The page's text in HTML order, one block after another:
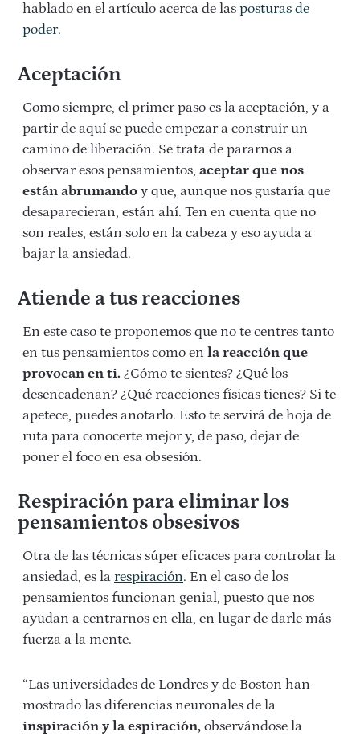
hablado en el artículo acerca de las posturas de
poder.
Aceptación
Como siempre, el primer paso es la aceptación, y a
partir de aquí se puede empezar a construir un
camino de liberación. Se trata de pararnos a
observar esos pensamientos, aceptar que nos
están abrumando y que, aunque nos gustaría que
desaparecieran, están ahí. Ten en cuenta que no
son reales, están solo en la cabeza y eso ayuda a
bajar la ansiedad.
Atiende a tus reacciones
En este caso te proponemos que no te centres tanto
en tus pensamientos como en la reacción que
provocan en ti. ¿Cómo te sientes? ¿Qué los
desencadenan? ¿Qué reacciones físicas tienes? Si te
apetece, puedes anotarlo. Esto te servirá de hoja de
ruta para conocerte mejor y, de paso, dejar de
poner el foco en esa obsesión.
Respiración para eliminar los
pensamientos obsesivos
Otra de las técnicas súper eficaces para controlar la
ansiedad, es la respiración. En el caso de los
pensamientos funcionan genial, puesto que nos
ayudan a centrarnos en ella, en lugar de darle más
fuerza a la mente.
“Las universidades de Londres y de Boston han
mostrado las diferencias neuronales de la
inspiración y la espiración, observándose la